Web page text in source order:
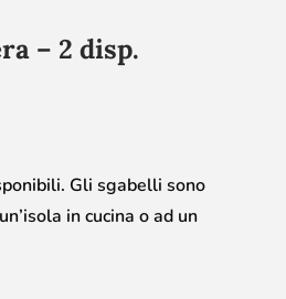
– 2 disp.
Gli sgabelli sono
in cucina o ad un